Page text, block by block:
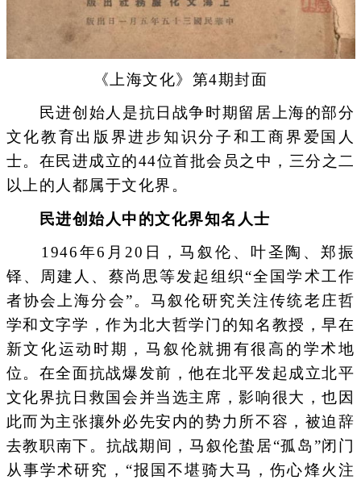
《上海文化》第4期封面
民进创始人是抗日战争时期留居上海的部分
文化教育出版界进步知识分子和工商界爱国人
士。在民进成立的44位首批会员之中，三分之二
以上的人都属于文化界。
民进创始人中的文化界知名人士
1946年6月20日，马叙伦、叶圣陶、郑振
铎、周建人、蔡尚思等发起组织“全国学术工作
者协会上海分会”。马叙伦研究关注传统老庄哲
学和文字学，作为北大哲学门的知名教授，早在
新文化运动时期，马叙伦就拥有很高的学术地
位。在全面抗战爆发前，他在北平发起成立北平
文化界抗日救国会并当选主席，影响很大，也因
此而为主张攘外必先安内的势力所不容，被迫辞
去教职南下。抗战期间，马叙伦蛰居“孤岛”闭门
从事学术研究，“报国不堪骑大马，伤心烽火注